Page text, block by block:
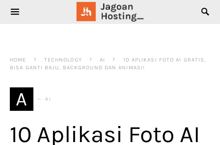
SEARCH FOR:
HOME TECHNOLOGY AI
10 APLIKASI FOTO AI GRATIS,
BISA GANTI BAJU, BACKGROUND DAN ANIMASI!
A AI
10 Aplikasi Foto AI